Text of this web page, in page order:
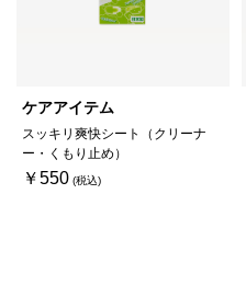
ケアアイテム
スッキリ爽快シート（クリーナ
ー・くもり止め）
￥550